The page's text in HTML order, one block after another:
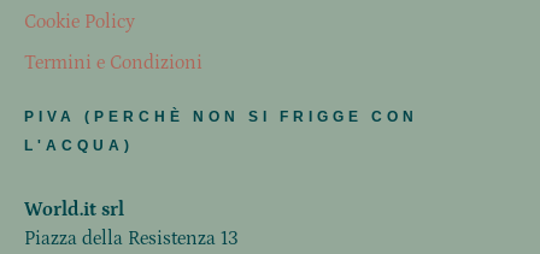
Cookie Policy
Termini e Condizioni
PIVA (PERCHÈ NON SI FRIGGE CON
L'ACQUA)
World.it srl
Piazza della Resistenza 13